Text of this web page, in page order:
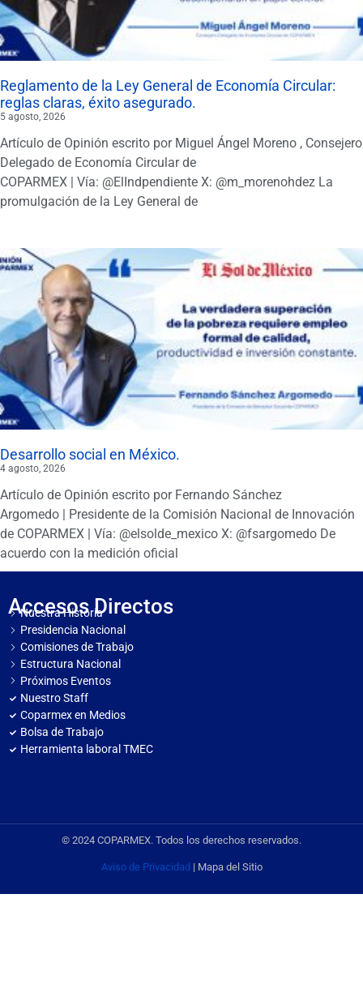
Reglamento de la Ley General de Economía Circular:
reglas claras, éxito asegurado.
5 agosto, 2026
Artículo de Opinión escrito por Miguel Ángel Moreno , Consejero
Delegado de Economía Circular de
COPARMEX | Vía: @ElIndpendiente X: @m_morenohdez La
promulgación de la Ley General de
Desarrollo social en México.
4 agosto, 2026
Artículo de Opinión escrito por Fernando Sánchez
Argomedo | Presidente de la Comisión Nacional de Innovación
de COPARMEX | Vía: @elsolde_mexico X: @fsargomedo De
acuerdo con la medición oficial
Accesos Directos
Nuestra Historia
Presidencia Nacional
Comisiones de Trabajo
Estructura Nacional
Próximos Eventos
Nuestro Staff
Coparmex en Medios
Bolsa de Trabajo
Herramienta laboral TMEC
© 2024 COPARMEX. Todos los derechos reservados.
Aviso de Privacidad | Mapa del Sitio